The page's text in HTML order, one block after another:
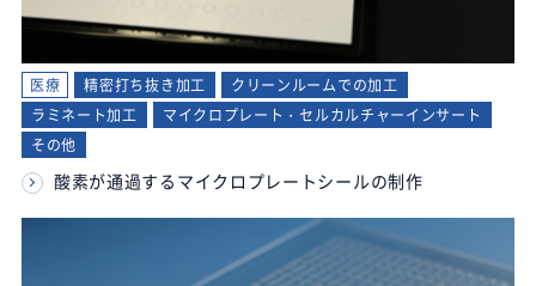
医療 精密打ち抜き加工
クリーンルームでの加工
ラミネート加工
マイクロプレート・セルカルチャーインサート
その他
酸素が通過するマイクロプレートシールの制作